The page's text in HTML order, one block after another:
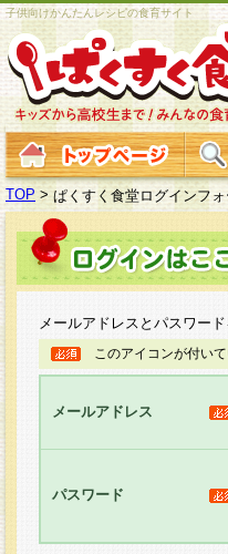
子供向けかんたんレシピの食育サイト
TOP > ぱくすく食堂ログインフォ
メールアドレスとパスワー
このアイコンが付い
メールアドレス
パスワード